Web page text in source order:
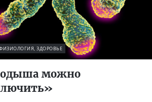
ЗДОРОВЬЕ
можно